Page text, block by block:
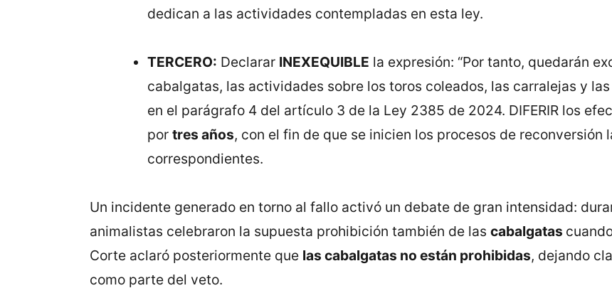
dedican a las actividades contempladas en esta ley.
TERCERO: Declarar INEXEQUIBLE la expresión: “Por tanto, quedarán
cabalgatas, las actividades sobre los toros coleados, las carralejas y
en el parágrafo 4 del artículo 3 de la Ley 2385 de 2024. DIFERIR los
portres años, con el fin de que se inicien los procesos de reconversión
correspondientes.
Un incidente generado en torno al fallo activó un debate de gran intensidad:
animalistas celebraron la supuesta prohibición también de las cabalgatas
Corte aclaró posteriormente que las cabalgatas no están prohibidas, dejando
como parte del veto.